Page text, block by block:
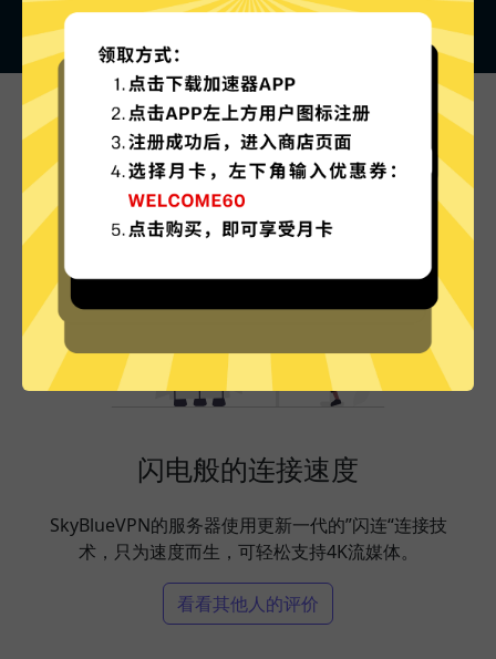
SkyBlueVPN的特色
闪电般的连接速度
SkyBlueVPN的服务器使用更新一代的”闪连“连接技
术，只为速度而生，可轻松支持4K流媒体。
看看其他人的评价